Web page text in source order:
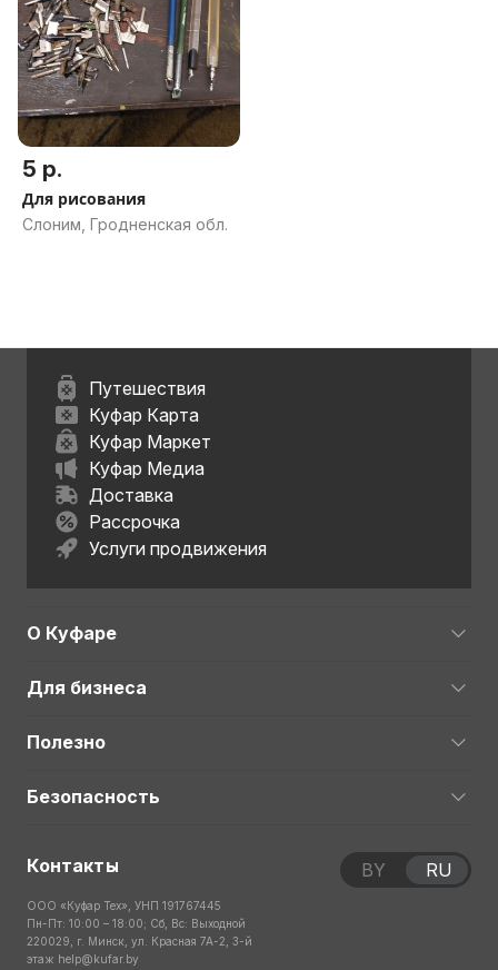
5 р.
Для рисования
Слоним, Гродненская обл.
Путешествия
Куфар Карта
Куфар Маркет
Куфар Медиа
Доставка
Рассрочка
Услуги продвижения
О Куфаре
Для бизнеса
Полезно
Безопасность
Контакты
ООО «Куфар Тех», УНП 191767445
Пн-Пт: 10:00 – 18:00; Сб, Вс: Выходной
220029, г. Минск, ул. Красная 7А-2, 3-й
этаж help@kufar.by
BY RU